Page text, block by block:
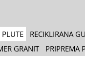
RECIKLIRANA
GRANIT PRIPREMA